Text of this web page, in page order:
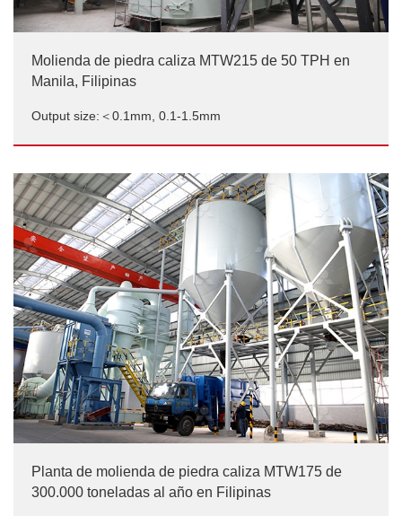
Molienda de piedra caliza MTW215 de 50 TPH en
Manila, Filipinas
Output size:＜0.1mm, 0.1-1.5mm
Molienda de piedra caliza MTW215 de 50 TPH en
Manila, Filipinas
Output size:＜0.1mm, 0.1-1.5mm/p>
Planta de molienda de piedra caliza MTW175 de
300.000 toneladas al año en Filipinas